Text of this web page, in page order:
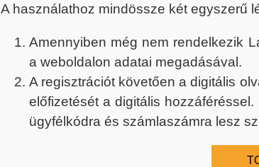
A használathoz mindössze két egyszerű
Amennyiben még nem rendelkezik
a weboldalon adatai megadásával.
A regisztrációt követően a digitális
előfizetését a digitális
ügyfélkódra és számlaszámra lesz